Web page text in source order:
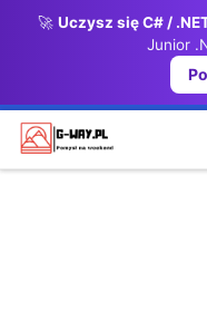
🚀 Uczysz się C# /
Junior
Przejdź do treści